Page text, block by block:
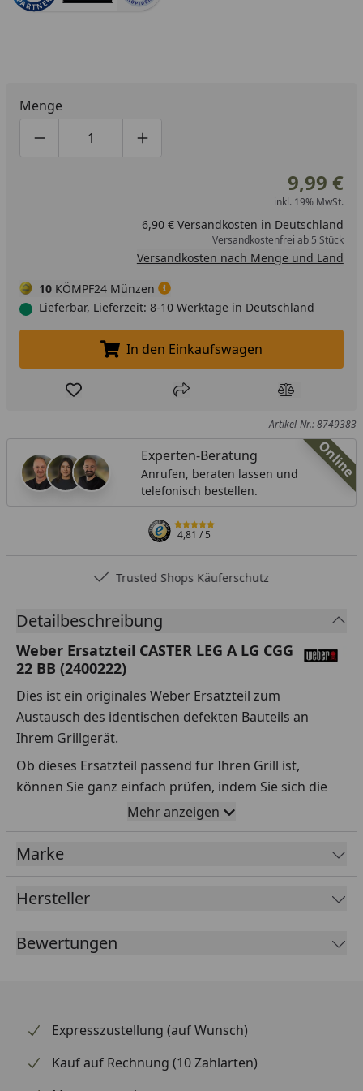
Menge
Produktmenge um eins verringern
Produktmenge manuell eingeben
Produktmenge um eins erhöhen
9,99 €
inkl. 19% MwSt.
6,90 € Versandkosten in Deutschland
Versandkostenfrei ab 5 Stück
Versandkosten nach Menge und Land
10 KÖMPF24 Münzen
Lieferbar, Lieferzeit: 8-10 Werktage in Deutschland
In den Einkaufswagen legen
In den Einkaufswagen
Produkt zur Wunschliste hinzufügen
Teilen Produkt
Artikel-Nr.: 8749383
Online
Experten-Beratung
Anrufen, beraten lassen und
telefonisch bestellen.
4,81/ 5
Trusted Shops Käuferschutz
Detailbeschreibung
Weber Ersatzteil CASTER LEG A LG CGG
22 BB (2400222)
Dies ist ein originales Weber Ersatzteil zum
Austausch des identischen defekten Bauteils an
Ihrem Grillgerät.
Ob dieses Ersatzteil passend für Ihren Grill ist,
können Sie ganz einfach prüfen, indem Sie sich die
Explosionszeichnung Ihres Grills anschauen und dort
das betreffende Teil heraussuchen.
Über die Seriennummer Ihres Grillgeräts kommen Sie
ganz einfach zur passenden Explosionszeichnung.
Geben Sie dafür die Seriennummer
Sollte Ihnen nicht bekannt sein, wo Sie die
Abmessungen oder Gewichte zu den Ersatzteilen
handelt (wir bestellen das Produkt bei Weber, sobald
Mehr anzeigen
Marke
Hersteller
Bewertungen
Expresszustellung (auf Wunsch)
Kauf auf Rechnung (10 Zahlarten)